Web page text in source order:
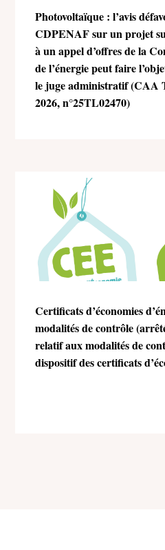
Photovoltaïque : l’avis
CDPENAF sur un projet
à un appel d’offres de la
de l’énergie peut faire
le juge administratif (CAA
2026, n°25TL02470)
Certificats d’économies
modalités de contrôle
relatif aux modalités de
dispositif des certificats